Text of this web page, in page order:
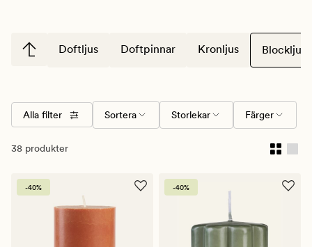
Doftljus Doftpinnar Kronljus Blockljus
Alla filter Sortera Storlekar Färger
38 produkter
-40% -40%